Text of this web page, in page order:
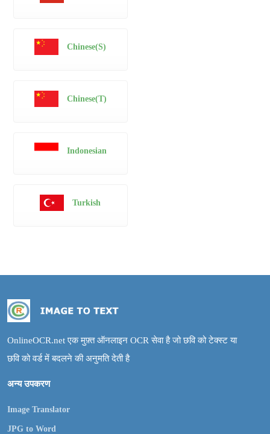
Chinese(S)
Chinese(T)
Indonesian
Turkish
OnlineOCR.net एक मुफ़्त ऑनलाइन OCR सेवा है जो छवि को टेक्स्ट या
छवि को वर्ड में बदलने की अनुमति देती है
अन्य उपकरण
Image Translator
JPG to Word